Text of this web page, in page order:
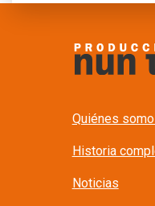
Quiénes
Historia
Noticias